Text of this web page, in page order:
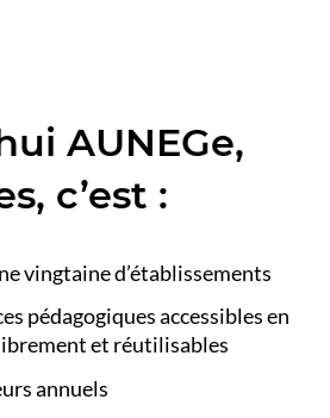
AUNEGe,
c’est :
vingtaine d’établissements
pédagogiques accessibles en
et réutilisables
annuels